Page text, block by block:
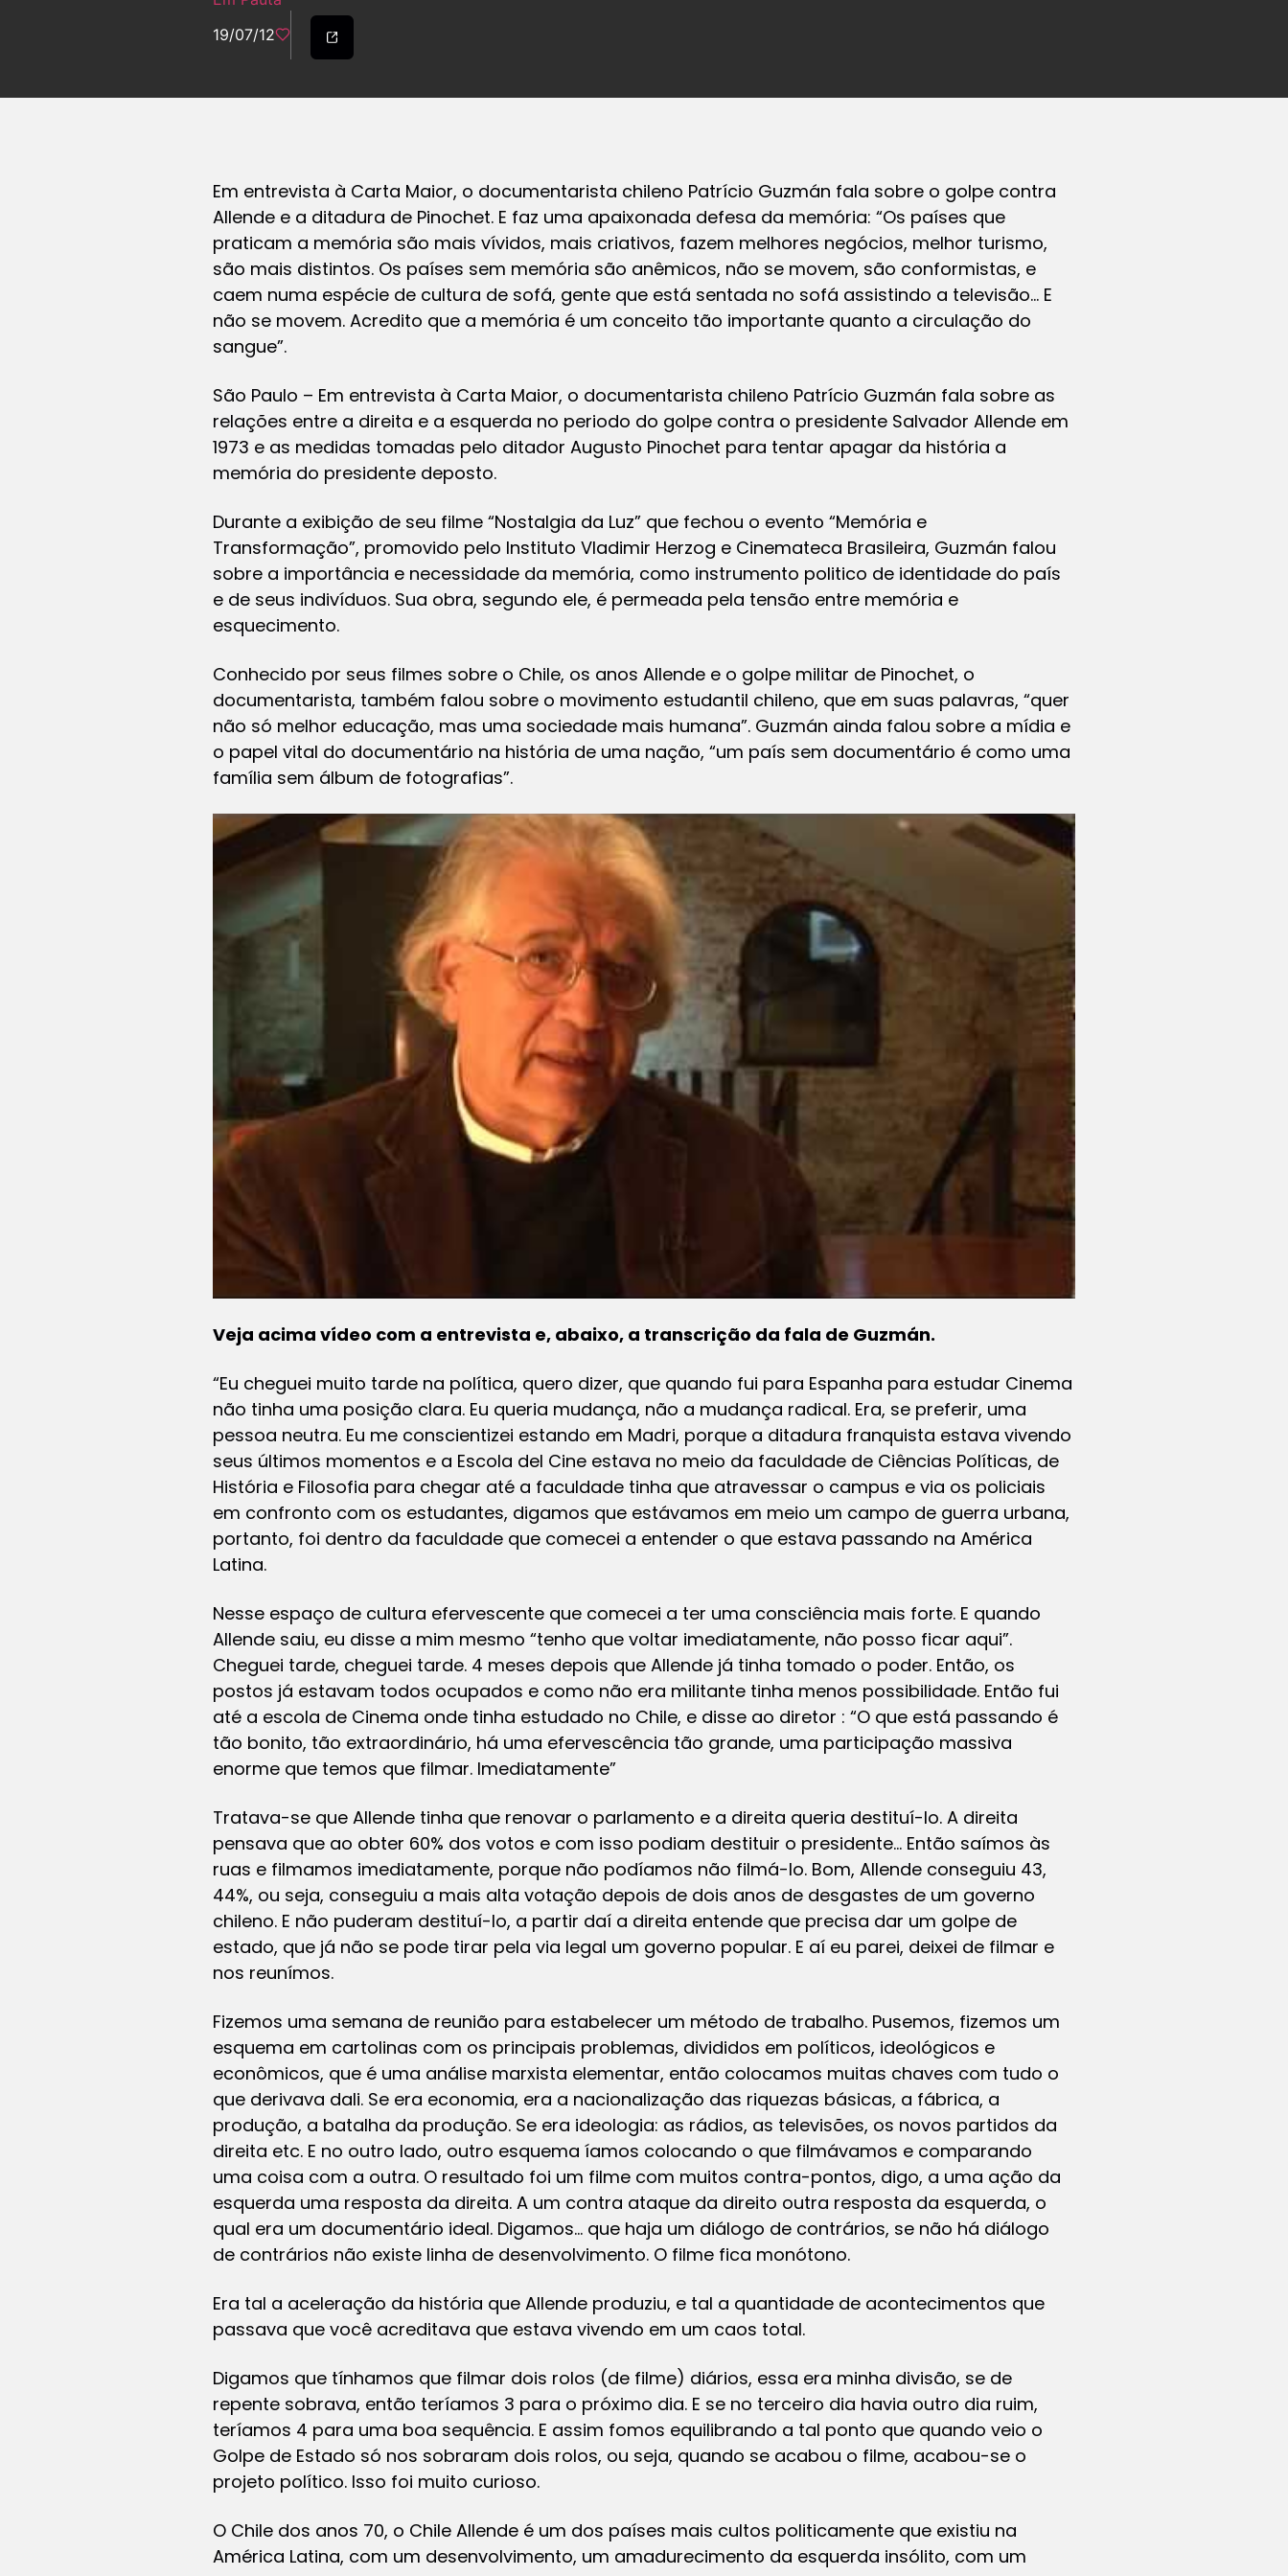
19/07/12
Em entrevista à Carta Maior, o documentarista chileno Patrício Guzmán fala sobre o golpe contra
Allende e a ditadura de Pinochet. E faz uma apaixonada defesa da memória: “Os países que
praticam a memória são mais vívidos, mais criativos, fazem melhores negócios, melhor turismo,
são mais distintos. Os países sem memória são anêmicos, não se movem, são conformistas, e
caem numa espécie de cultura de sofá, gente que está sentada no sofá assistindo a televisão… E
não se movem. Acredito que a memória é um conceito tão importante quanto a circulação do
sangue”.
São Paulo – Em entrevista à Carta Maior, o documentarista chileno Patrício Guzmán fala sobre as
relações entre a direita e a esquerda no periodo do golpe contra o presidente Salvador Allende em
1973 e as medidas tomadas pelo ditador Augusto Pinochet para tentar apagar da história a
memória do presidente deposto.
Durante a exibição de seu filme “Nostalgia da Luz” que fechou o evento “Memória e
Transformação”, promovido pelo Instituto Vladimir Herzog e Cinemateca Brasileira, Guzmán falou
sobre a importância e necessidade da memória, como instrumento politico de identidade do país
e de seus indivíduos. Sua obra, segundo ele, é permeada pela tensão entre memória e
esquecimento.
Conhecido por seus filmes sobre o Chile, os anos Allende e o golpe militar de Pinochet, o
documentarista, também falou sobre o movimento estudantil chileno, que em suas palavras, “quer
não só melhor educação, mas uma sociedade mais humana”. Guzmán ainda falou sobre a mídia e
o papel vital do documentário na história de uma nação, “um país sem documentário é como uma
família sem álbum de fotografias”.
Veja acima vídeo com a entrevista e, abaixo, a transcrição da fala de Guzmán.
“Eu cheguei muito tarde na política, quero dizer, que quando fui para Espanha para estudar Cinema
não tinha uma posição clara. Eu queria mudança, não a mudança radical. Era, se preferir, uma
pessoa neutra. Eu me conscientizei estando em Madri, porque a ditadura franquista estava vivendo
seus últimos momentos e a Escola del Cine estava no meio da faculdade de Ciências Políticas, de
História e Filosofia para chegar até a faculdade tinha que atravessar o campus e via os policiais
em confronto com os estudantes, digamos que estávamos em meio um campo de guerra urbana,
portanto, foi dentro da faculdade que comecei a entender o que estava passando na América
Latina.
Nesse espaço de cultura efervescente que comecei a ter uma consciência mais forte. E quando
Allende saiu, eu disse a mim mesmo “tenho que voltar imediatamente, não posso ficar aqui”.
Cheguei tarde, cheguei tarde. 4 meses depois que Allende já tinha tomado o poder. Então, os
postos já estavam todos ocupados e como não era militante tinha menos possibilidade. Então fui
até a escola de Cinema onde tinha estudado no Chile, e disse ao diretor : “O que está passando é
tão bonito, tão extraordinário, há uma efervescência tão grande, uma participação massiva
enorme que temos que filmar. Imediatamente”
Tratava-se que Allende tinha que renovar o parlamento e a direita queria destituí-lo. A direita
pensava que ao obter 60% dos votos e com isso podiam destituir o presidente… Então saímos às
ruas e filmamos imediatamente, porque não podíamos não filmá-lo. Bom, Allende conseguiu 43,
44%, ou seja, conseguiu a mais alta votação depois de dois anos de desgastes de um governo
chileno. E não puderam destituí-lo, a partir daí a direita entende que precisa dar um golpe de
estado, que já não se pode tirar pela via legal um governo popular. E aí eu parei, deixei de filmar e
nos reunímos.
Fizemos uma semana de reunião para estabelecer um método de trabalho. Pusemos, fizemos um
esquema em cartolinas com os principais problemas, divididos em políticos, ideológicos e
econômicos, que é uma análise marxista elementar, então colocamos muitas chaves com tudo o
que derivava dali. Se era economia, era a nacionalização das riquezas básicas, a fábrica, a
produção, a batalha da produção. Se era ideologia: as rádios, as televisões, os novos partidos da
direita etc. E no outro lado, outro esquema íamos colocando o que filmávamos e comparando
uma coisa com a outra. O resultado foi um filme com muitos contra-pontos, digo, a uma ação da
esquerda uma resposta da direita. A um contra ataque da direito outra resposta da esquerda, o
qual era um documentário ideal. Digamos… que haja um diálogo de contrários, se não há diálogo
de contrários não existe linha de desenvolvimento. O filme fica monótono.
Era tal a aceleração da história que Allende produziu, e tal a quantidade de acontecimentos que
passava que você acreditava que estava vivendo em um caos total.
Digamos que tínhamos que filmar dois rolos (de filme) diários, essa era minha divisão, se de
repente sobrava, então teríamos 3 para o próximo dia. E se no terceiro dia havia outro dia ruim,
teríamos 4 para uma boa sequência. E assim fomos equilibrando a tal ponto que quando veio o
Golpe de Estado só nos sobraram dois rolos, ou seja, quando se acabou o filme, acabou-se o
projeto político. Isso foi muito curioso.
O Chile dos anos 70, o Chile Allende é um dos países mais cultos politicamente que existiu na
América Latina, com um desenvolvimento, um amadurecimento da esquerda insólito, com um